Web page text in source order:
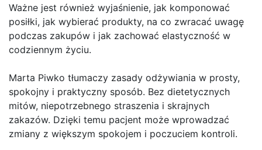
Ważne jest również wyjaśnienie, jak komponować
posiłki, jak wybierać produkty, na co zwracać uwagę
podczas zakupów i jak zachować elastyczność w
codziennym życiu.
Marta Piwko tłumaczy zasady odżywiania w prosty,
spokojny i praktyczny sposób. Bez dietetycznych
mitów, niepotrzebnego straszenia i skrajnych
zakazów. Dzięki temu pacjent może wprowadzać
zmiany z większym spokojem i poczuciem kontroli.